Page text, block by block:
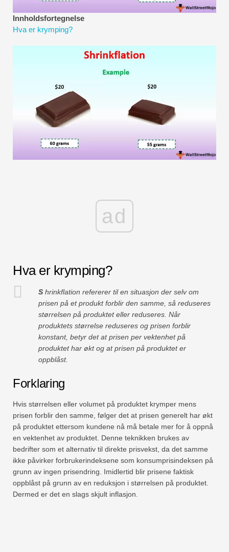
Fullstendig format
Risikostyringsveiledninger
Innholdsfortegnelse
Hva er krymping?
ad
Hva er krymping?
S hrinkflation refererer til en situasjon der selv om
prisen på et produkt forblir den samme, så reduseres
størrelsen på produktet eller reduseres. Når
produktets størrelse reduseres og prisen forblir
konstant, betyr det at prisen per vektenhet på
produktet har økt og at prisen på produktet er
oppblåst.
Forklaring
Hvis størrelsen eller volumet på produktet krymper mens
prisen forblir den samme, følger det at prisen generelt har økt
på produktet ettersom kundene nå må betale mer for å oppnå
en vektenhet av produktet. Denne teknikken brukes av
bedrifter som et alternativ til direkte prisvekst, da det samme
ikke påvirker forbrukerindeksene som konsumprisindeksen på
grunn av ingen prisendring. Imidlertid blir prisene faktisk
oppblåst på grunn av en reduksjon i størrelsen på produktet.
Dermed er det en slags skjult inflasjon.